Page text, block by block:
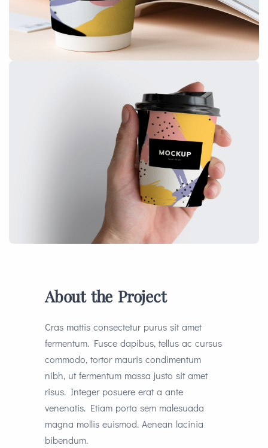
About the Project
Cras mattis consectetur purus sit amet
fermentum. Fusce dapibus, tellus ac cursus
commodo, tortor mauris condimentum
nibh, ut fermentum massa justo sit amet
risus. Integer posuere erat a ante
venenatis. Etiam porta sem malesuada
magna mollis euismod. Aenean lacinia
bibendum.